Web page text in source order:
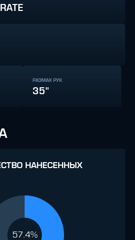
РАЗМАХ РУК
35"
НАНЕСЕННЫХ
57.4%